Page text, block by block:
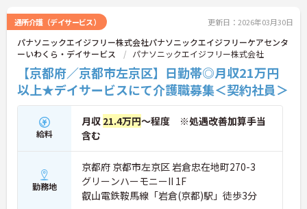
通所介護（デイサービス） 更新日：2026年03月30日
パナソニックエイジフリー株式会社パナソニックエイジフリーケアセンタ
ーいわくら・デイサービス
パナソニックエイジフリー株式会社
【京都府／京都市左京区】日勤帯◎月収21万円
以上★デイサービスにて介護職募集＜契約社員＞
給料
月収 21.4万円～程度 ※処遇改善加算手当
含む
勤務地
京都府 京都市左京区 岩倉忠在地町270-3
グリーンハーモニーII 1F
叡山電鉄鞍馬線「岩倉(京都)駅」徒歩3分